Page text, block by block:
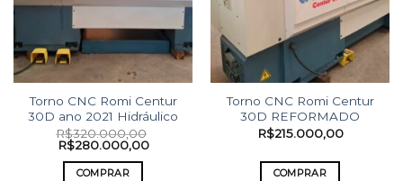
Torno CNC Romi Centur
30D ano 2021 Hidráulico
R$320.000,00
R$280.000,00
COMPRAR
Torno CNC Romi Centur
30D REFORMADO
R$215.000,00
COMPRAR